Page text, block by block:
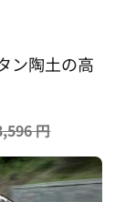
ン陶土の高
円